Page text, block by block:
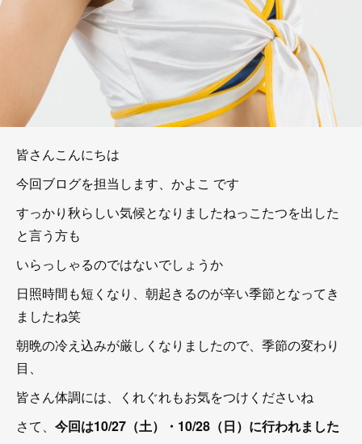
皆さんこんにちは
今回ブログを担当します、かよこ です
すっかり秋らしい気候となりましたねっこたつを出した
と言う方も
いらっしゃるのではないでしょうか
日照時間も短くなり、朝起きるのが辛い季節となってき
ましたね笑
朝晩の冷え込みが厳しくなりましたので、季節の変わり
目、
皆さん体調には、くれぐれもお気をつけくださいね
さて、 今回は10/27（土）・10/28（日）に行われました